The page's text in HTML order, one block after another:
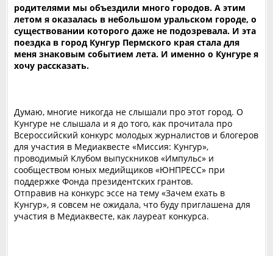
родителями мы объездили много городов. А этим
летом я оказалась в небольшом уральском городе, о
существовании которого даже не подозревала. И эта
поездка в город Кунгур Пермского края стала для
меня знаковым событием лета. И именно о Кунгуре я
хочу рассказать.
Думаю, многие никогда не слышали про этот город. О
Кунгуре не слышала и я до того, как прочитала про
Всероссийский конкурс молодых журналистов и блогеров
для участия в Медиаквесте «Миссия: Кунгур»,
проводимый Клубом выпускников «Импульс» и
сообществом юных медийщиков «ЮНПРЕСС» при
поддержке Фонда президентских грантов.
Отправив на конкурс эссе на тему «Зачем ехать в
Кунгур», я совсем не ожидала, что буду приглашена для
участия в Медиаквесте, как лауреат конкурса.